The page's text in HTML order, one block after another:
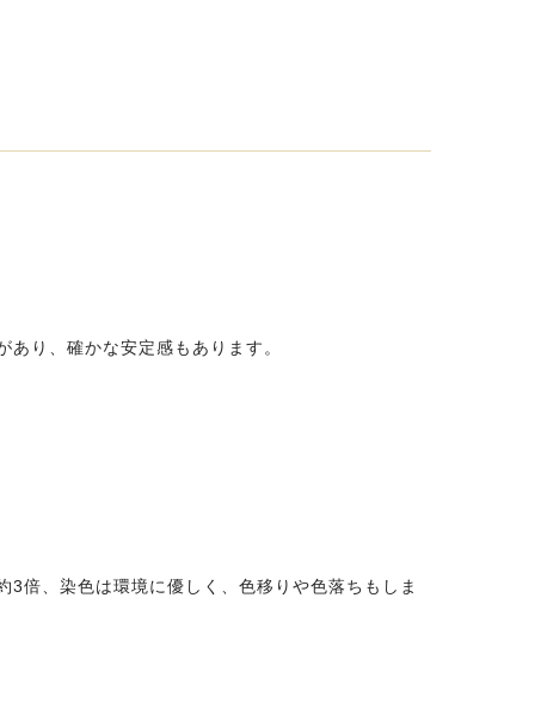
り、確かな安定感もあります。
倍、染色は環境に優しく、色移りや色落ちもしま